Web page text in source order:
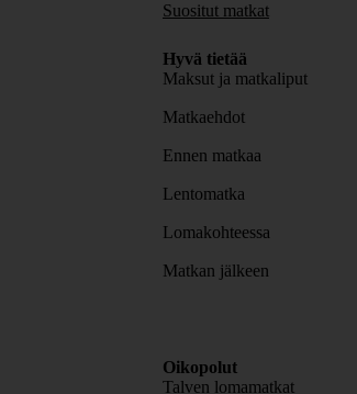
Suositut matkat
Hyvä tietää
Maksut ja matkaliput
Matkaehdot
Ennen matkaa
Lentomatka
Lomakohteessa
Matkan jälkeen
Oikopolut
Talven lomamatkat